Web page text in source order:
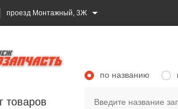
проезд Монтажный, 3Ж
товаров
по названию